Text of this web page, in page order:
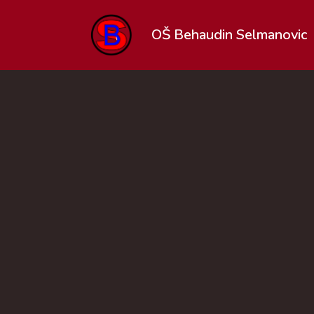
OŠ Behaudin Selmanovic